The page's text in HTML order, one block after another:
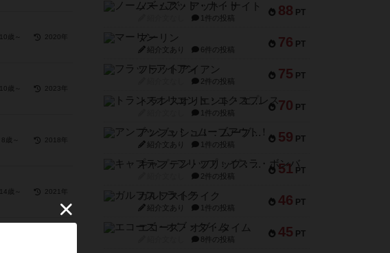
10歳～ 2020年
10歳～ 2023年
8歳～ 2018年
14歳～ 2021年
88 PT
ノームズ・アット・ナイト
1件の投稿
76 PT
マーリン
紹介文あり 6件の投稿
75 PT
フラットアイアン
2件の投稿
70 PT
トランスオリエント・エクスプレス
1件の投稿
59 PT
アンブッシュ！：ムーブアウト！
紹介文あり 1件の投稿
51 PT
キャプテン・フリップ：イスラ・ボンバ
2件の投稿
46 PT
ガルフストライク
紹介文あり 1件の投稿
45 PT
エコーズ・オブ・タイム
8件の投稿